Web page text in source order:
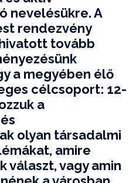
nevelésükre. A
rendezvény
tovább
a megyében élő
célcsoport: 12-
a
olyan társadalmi
amire
választ, vagy amin